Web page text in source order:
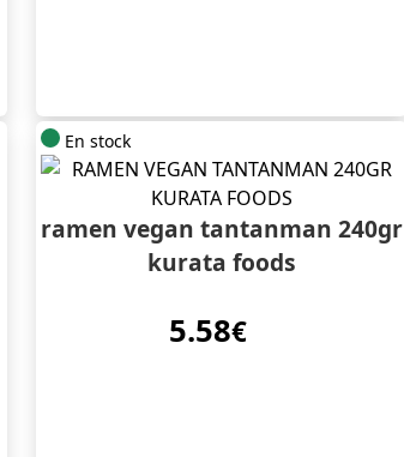
En stock
ramen vegan tantanman 240gr
kurata foods
5.58€